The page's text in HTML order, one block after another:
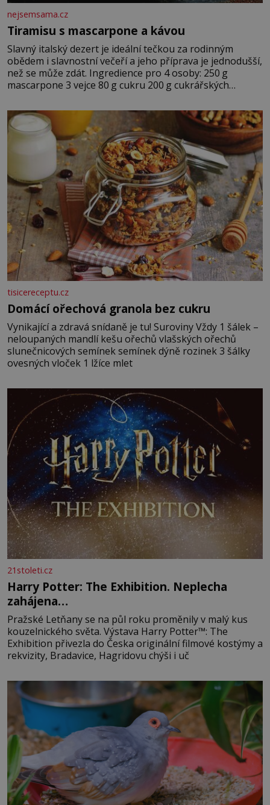
nejsemsama.cz
Tiramisu s mascarpone a kávou
Slavný italský dezert je ideální tečkou za rodinným
obědem i slavnostní večeří a jeho příprava je jednodušší,
než se může zdát. Ingredience pro 4 osoby: 250 g
mascarpone 3 vejce 80 g cukru 200 g cukrářských
posypání Postup: Oddělte žloutky od bílků. Žloutky
vyšlehejte s cukrem do světlé pěny a postupně do nich
vmíchejte mascarpone, aby vznikl hladký
tisicereceptu.cz
Domácí ořechová granola bez cukru
Vynikající a zdravá snídaně je tu! Suroviny Vždy 1 šálek –
neloupaných mandlí kešu ořechů vlašských ořechů
slunečnicových semínek semínek dýně rozinek 3 šálky
ovesných vloček 1 lžíce mlet
21stoleti.cz
Harry Potter: The Exhibition. Neplecha
zahájena…
Pražské Letňany se na půl roku proměnily v malý kus
kouzelnického světa. Výstava Harry Potter™: The
Exhibition přivezla do Česka originální filmové kostýmy a
rekvizity, Bradavice, Hagridovu chýši i uč